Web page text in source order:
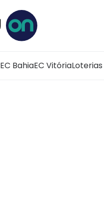
EC BahiaEC VitóriaLoterias